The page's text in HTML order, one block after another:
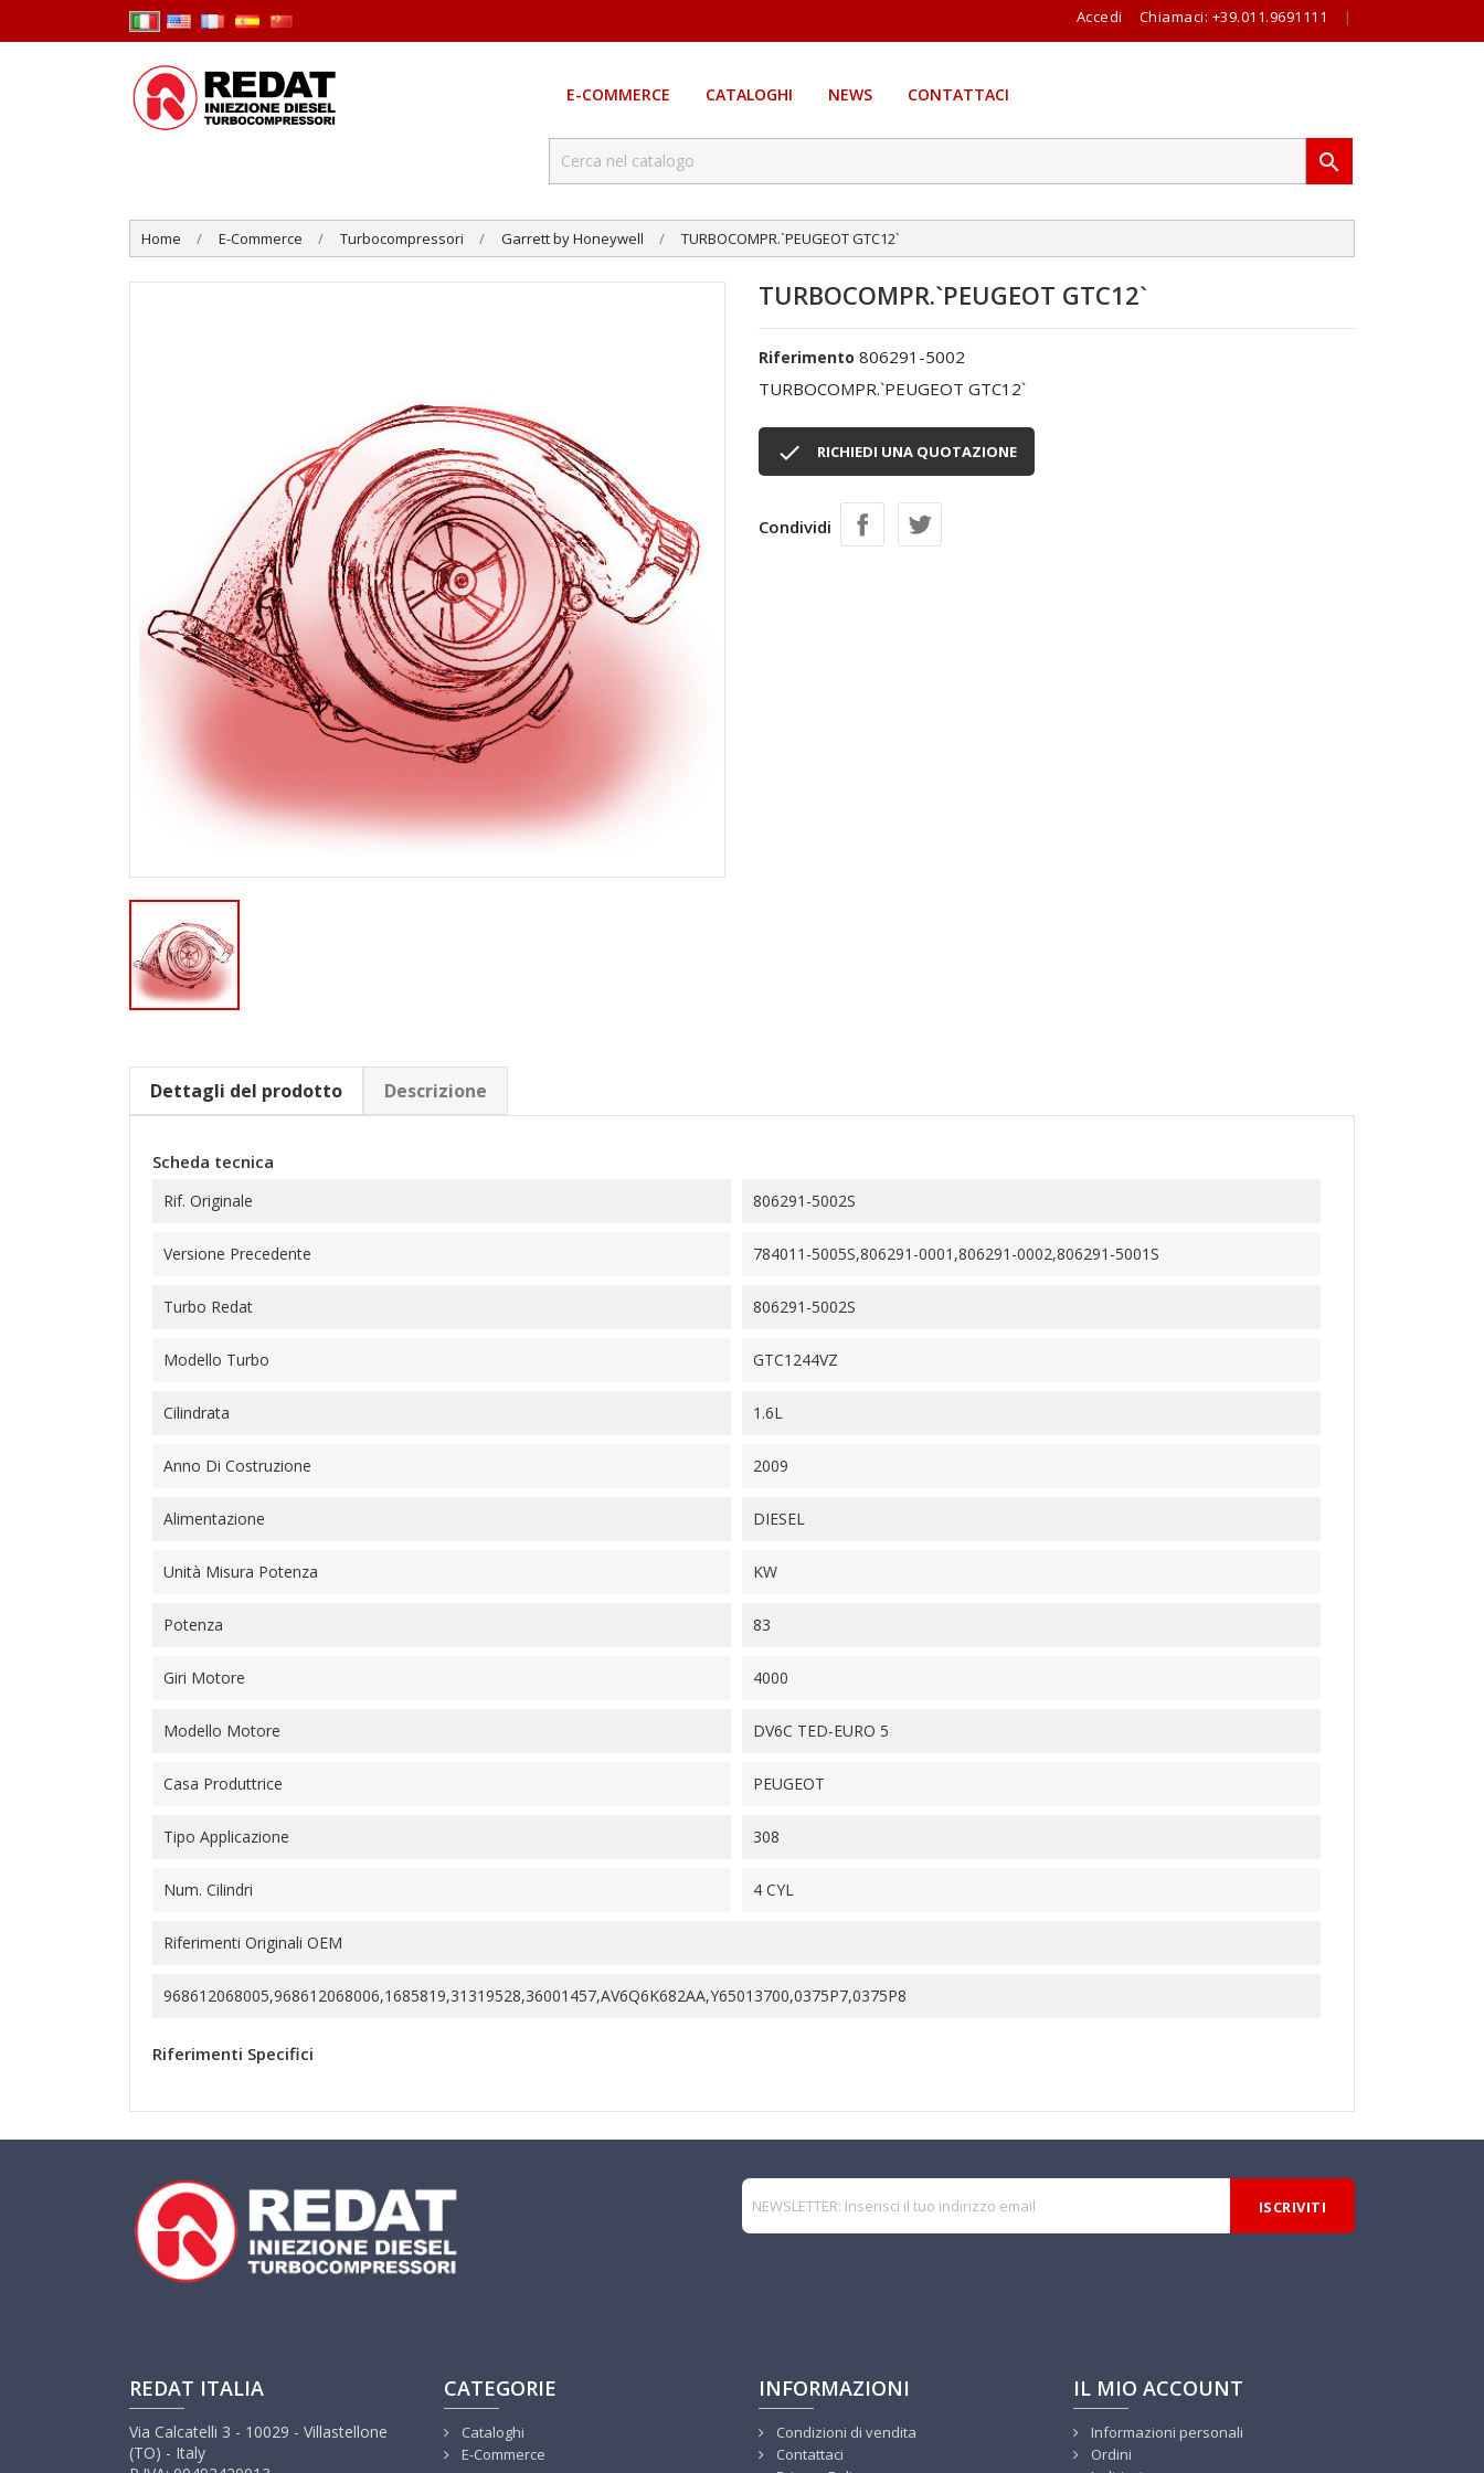
Accedi Chiamaci: +39.011.9691111 |
E-COMMERCE CATALOGHI NEWS CONTATTACI

Home E-Commerce Turbocompressori Garrett by Honeywell TURBOCOMPR.`PEUGEOT GTC12`
TURBOCOMPR.`PEUGEOT GTC12`
Riferimento 806291-5002
TURBOCOMPR.`PEUGEOT GTC12`
 RICHIEDI UNA QUOTAZIONE
Condividi
Dettagli del prodotto Descrizione
Scheda tecnica
Rif. Originale 806291-5002S
Versione Precedente 784011-5005S,806291-0001,806291-0002,806291-5001S
Turbo Redat 806291-5002S
Modello Turbo GTC1244VZ
Cilindrata 1.6L
Anno Di Costruzione 2009
Alimentazione DIESEL
Unità Misura Potenza KW
Potenza 83
Giri Motore 4000
Modello Motore DV6C TED-EURO 5
Casa Produttrice PEUGEOT
Tipo Applicazione 308
Num. Cilindri 4 CYL
Riferimenti Originali OEM
968612068005,968612068006,1685819,31319528,36001457,AV6Q6K682AA,Y65013700,0375P7,0375P8
Riferimenti Specifici
REDAT ITALIA
Via Calcatelli 3 - 10029 - Villastellone
(TO) - Italy
CATEGORIE
Cataloghi
E-Commerce
INFORMAZIONI
Condizioni di vendita
Contattaci
IL MIO ACCOUNT
Informazioni personali
Ordini